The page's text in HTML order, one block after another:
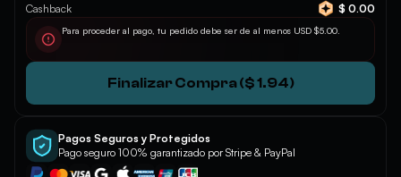
Cashback
$ 0.00
Para proceder al pago, tu pedido debe ser de al menos USD $5.00.
Finalizar Compra ($ 1.94)
Pagos Seguros y Protegidos
Pago seguro 100% garantizado por Stripe & PayPal